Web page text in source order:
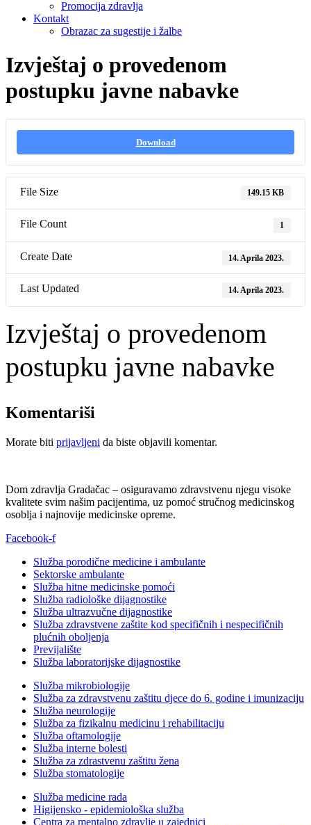
Promocija zdravlja
Kontakt
Obrazac za sugestije i žalbe
Izvještaj o provedenom
postupku javne nabavke
Download
File Size 149.15 KB
File Count 1
Create Date 14. Aprila 2023.
Last Updated 14. Aprila 2023.
Izvještaj o provedenom
postupku javne nabavke
Komentariši
Morate biti prijavljeni da biste objavili komentar.
Dom zdravlja Gradačac – osiguravamo zdravstvenu njegu visoke
kvalitete svim našim pacijentima, uz pomoć stručnog medicinskog
osoblja i najnovije medicinske opreme.
Facebook-f
Služba porodične medicine i ambulante
Sektorske ambulante
Služba hitne medicinske pomoći
Služba radiološke dijagnostike
Služba ultrazvučne dijagnostike
Služba zdravstvene zaštite kod specifičnih i nespecifičnih
plućnih oboljenja
Previjalište
Služba laboratorijske dijagnostike
Služba mikrobiologije
Služba za zdravstvenu zaštitu djece do 6. godine i imunizaciju
Služba neurologije
Služba za fizikalnu medicinu i rehabilitaciju
Služba oftamologije
Služba interne bolesti
Služba za zdrastvenu zaštitu žena
Služba stomatologije
Služba medicine rada
Higijensko - epidemiološka služba
Centra za mentalno zdravlje u zajednici